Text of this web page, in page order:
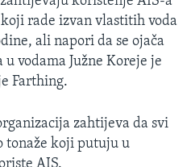
rade izvan vlastitih voda
ali napori da se ojača
vodama Južne Koreje je
Farthing.
zahtijeva da svi
tonaže koji putuju u